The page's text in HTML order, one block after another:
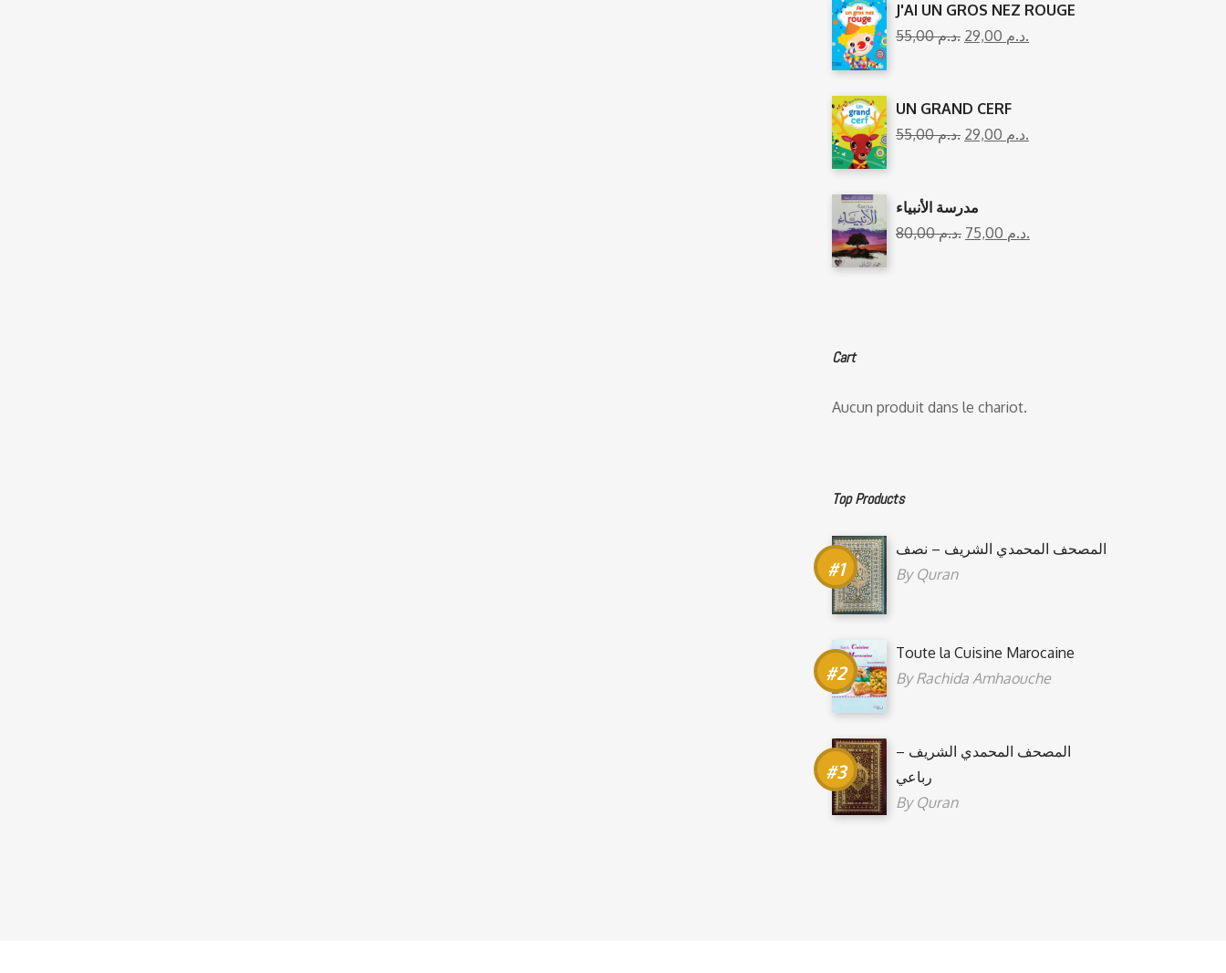
J'AI UN GROS NEZ ROUGE
55,00
د.م. 29,00 د.م.
UN GRAND CERF
55,00
د.م. 29,00 د.م.
مدرسة الأنبياء
80,00
د.م. 75,00 د.م.
Cart
Aucun produit dans le chariot.
Top Products
المصحف المحمدي الشريف – نصف
By Quran
Toute la Cuisine Marocaine
ByRachida Amhaouche
المصحف المحمدي الشريف –
رباعي
By Quran